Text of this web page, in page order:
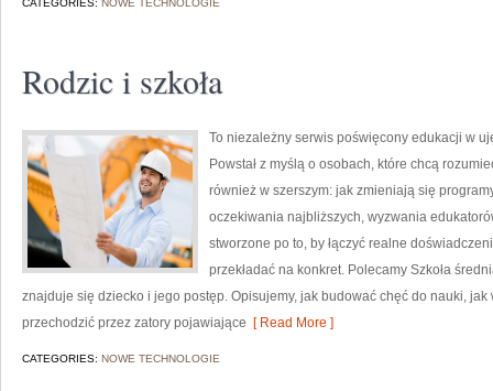
CATEGORIES: NOWE TECHNOLOGIE
Rodzic i szkoła
To niezależny serwis poświęcony edukacji w
Powstał z myślą o osobach, które chcą
również w szerszym: jak zmieniają się
oczekiwania najbliższych, wyzwania
stworzone po to, by łączyć realne
przekładać na konkret. Polecamy Szkoła
znajduje się dziecko i jego postęp. Opisujemy, jak budować chęć do nauki,
przechodzić przez zatory pojawiające [ Read More ]
CATEGORIES: NOWE TECHNOLOGIE